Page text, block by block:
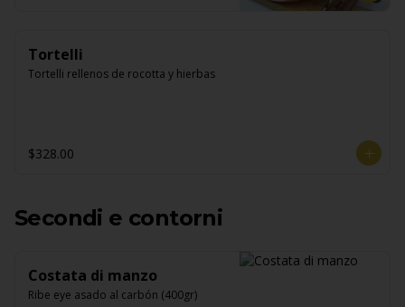
Tortelli
Tortelli rellenos de rocotta y hierbas
$328.00
Secondi e contorni
Costata di manzo
Ribe eye asado al carbón (400gr)